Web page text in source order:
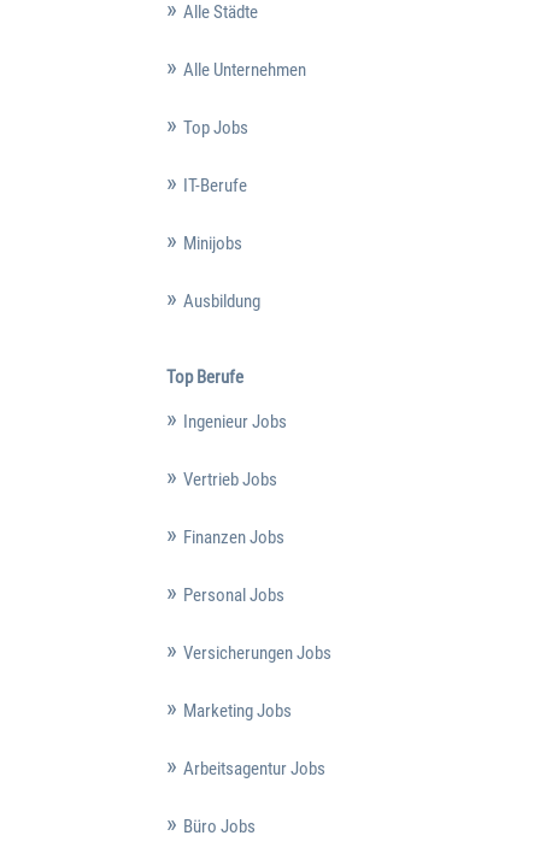
Alle Städte
Alle Unternehmen
Top Jobs
IT-Berufe
Minijobs
Ausbildung
Top Berufe
Ingenieur Jobs
Vertrieb Jobs
Finanzen Jobs
Personal Jobs
Versicherungen Jobs
Marketing Jobs
Arbeitsagentur Jobs
Büro Jobs